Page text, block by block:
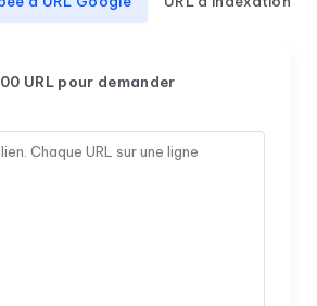
URL pour demander